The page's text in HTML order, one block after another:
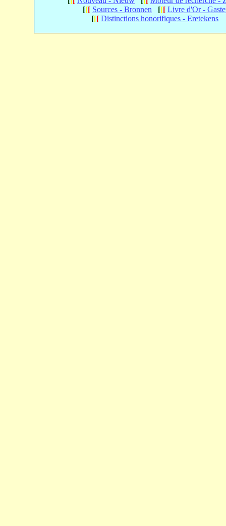
[[[ Sources - Bronnen [[[ Livre d'Or -
[[[ Distinctions honorifiques - Eretekens